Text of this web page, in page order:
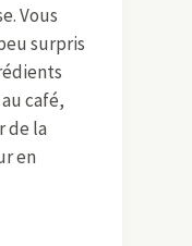
Vous
surpris
café,
de la
en